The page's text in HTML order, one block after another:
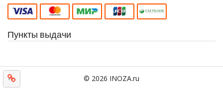
Пункты выдачи
© 2026 INOZA.ru